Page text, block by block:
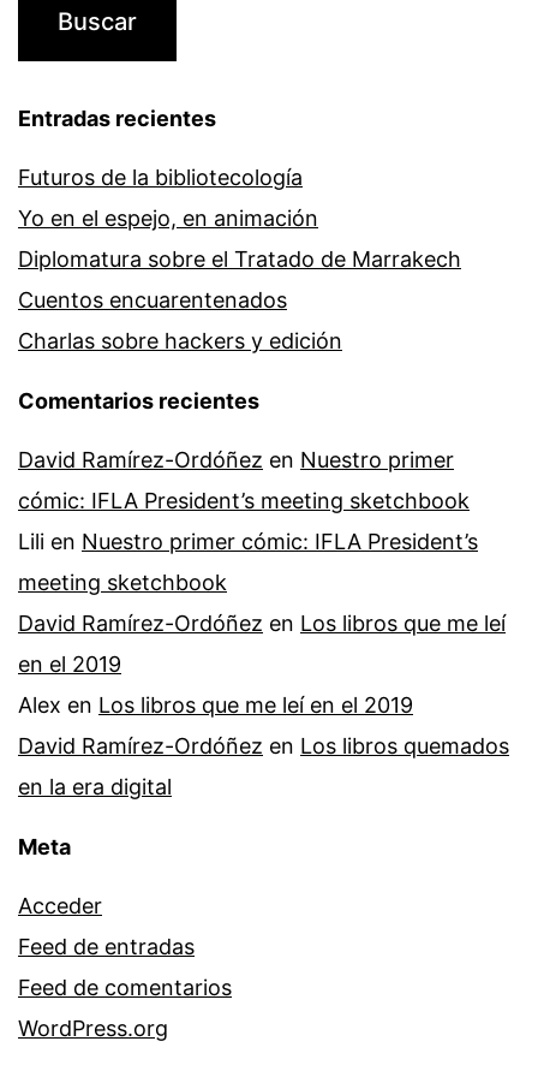
Entradas recientes
Futuros de la bibliotecología
Yo en el espejo, en animación
Diplomatura sobre el Tratado de Marrakech
Cuentos encuarentenados
Charlas sobre hackers y edición
Comentarios recientes
David Ramírez-Ordóñez en Nuestro primer
cómic: IFLA President’s meeting sketchbook
Lili en Nuestro primer cómic: IFLA President’s
meeting sketchbook
David Ramírez-Ordóñez en Los libros que me leí
en el 2019
Alex en Los libros que me leí en el 2019
David Ramírez-Ordóñez en Los libros quemados
en la era digital
Meta
Acceder
Feed de entradas
Feed de comentarios
WordPress.org